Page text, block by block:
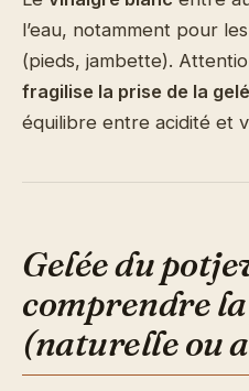
l’eau, notamment pour
(pieds, jambette).
fragilise la prise de la
équilibre entre acidité et
Gelée du
comprendre
(naturelle ou